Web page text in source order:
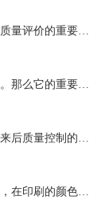
在标签印刷领域，颜色复制的准确性是产品质量评价的重要因素。而且在标签印刷中使用…
在印刷设备中，链条是非常重要的一个部分。那么它的重要性体现在哪里呢？请听以下的…
印前打样有什么作用？印前打样是印刷品出来后质量控制的重要依据，也是与客户沟通交…
目前，在印刷界已出现很多套色彩管理系统，在印刷的颜色上都有了一定的控制，但是在…